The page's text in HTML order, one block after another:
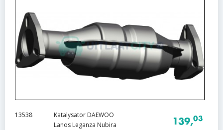
13538
Katalysator DAEWOO
Lanos Leganza Nubira
139,03